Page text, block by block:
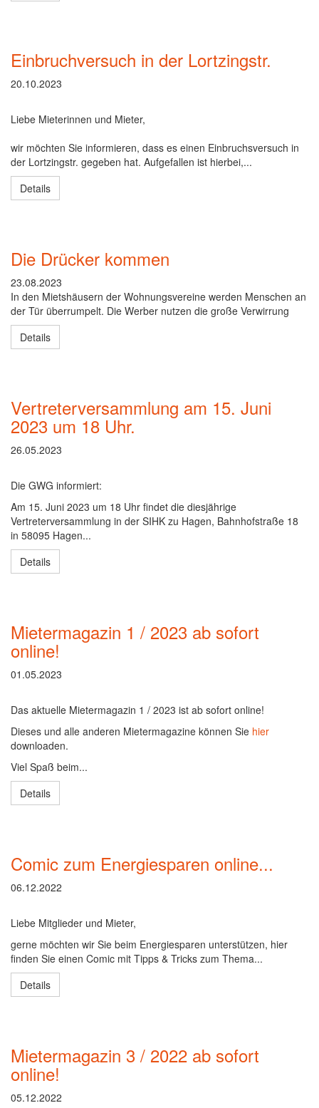
Einbruchversuch in der Lortzingstr.
20.10.2023
Liebe Mieterinnen und Mieter,
wir möchten Sie informieren, dass es einen Einbruchsversuch in
der Lortzingstr. gegeben hat. Aufgefallen ist hierbei,...
Details
Die Drücker kommen
23.08.2023
In den Mietshäusern der Wohnungsvereine werden Menschen an
der Tür überrumpelt. Die Werber nutzen die große Verwirrung
Details
Vertreterversammlung am 15. Juni
2023 um 18 Uhr.
26.05.2023
Die GWG informiert:
Am 15. Juni 2023 um 18 Uhr findet die diesjährige
Vertreterversammlung in der SIHK zu Hagen, Bahnhofstraße 18
in 58095 Hagen...
Details
Mietermagazin 1 / 2023 ab sofort
online!
01.05.2023
Das aktuelle Mietermagazin 1 / 2023 ist ab sofort online!
Dieses und alle anderen Mietermagazine können Sie hier
downloaden.
Viel Spaß beim...
Details
Comic zum Energiesparen online...
06.12.2022
Liebe Mitglieder und Mieter,
gerne möchten wir Sie beim Energiesparen unterstützen, hier
finden Sie einen Comic mit Tipps & Tricks zum Thema...
Details
Mietermagazin 3 / 2022 ab sofort
online!
05.12.2022